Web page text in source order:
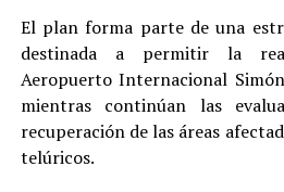
El plan forma parte de una
destinada a permitir la
Aeropuerto Internacional
mientras continúan las
recuperación de las áreas
telúricos.